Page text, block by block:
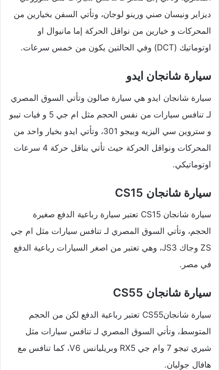
ديزاير ونيسان صني ورينو لوجان، وتأتي السفن بخيارين من
المحركات و خيارين من نواقل الحركة إما مانيوال او
اوتوماتيك (DCT) وفي الحالتين يكون من خمس سرعات.
سيارة شانجان ايدو
سيارة شانجان ايدو هي سيارة صالون وتأتي السوق المصري
لـ تنافس سيارات من نفس الحجم مثل ام جي 5 و فيات تيبو
و ستروين سي اليزيه وبيجو 301، وتأتي ايدو بخيار واحد من
المحركات ونواقل الحركة حيث تأتي بناقل حركة 4 سرعات
اوتوماتيكي.
سيارة شانجان CS15
سيارة شانجان CS15 تعتبر سيارة رباعية الدفع صغيرة
الحجم، وتأتي السوق المصري لـ تنافس سيارات مثل ام جي
ZS وجاك JS3، وهي تعتبر من اصغر السيارات رباعية الدفع
في مصر.
سيارة شانجان CS55
سيارة شانجانCS55 تعتبر رباعية الدفع لكن من الحجم
المتوسط، وتأتي السوق المصري لـ تنافس سيارات مثل
شيري تيجو 7 وام جي RX5 وبريليانس V6، كما تنافس مع
هافال جوليان.